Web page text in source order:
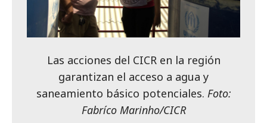
Las acciones del CICR en la región
garantizan el acceso a agua y
saneamiento básico potenciales. Foto:
Fabríco Marinho/CICR